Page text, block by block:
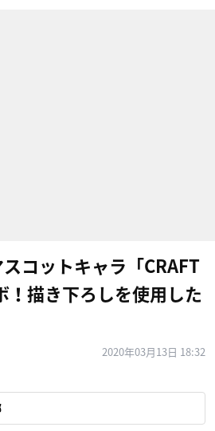
スコットキャラ「CRAFT
！描き下ろしを使用した
2020年03月13日 18:32